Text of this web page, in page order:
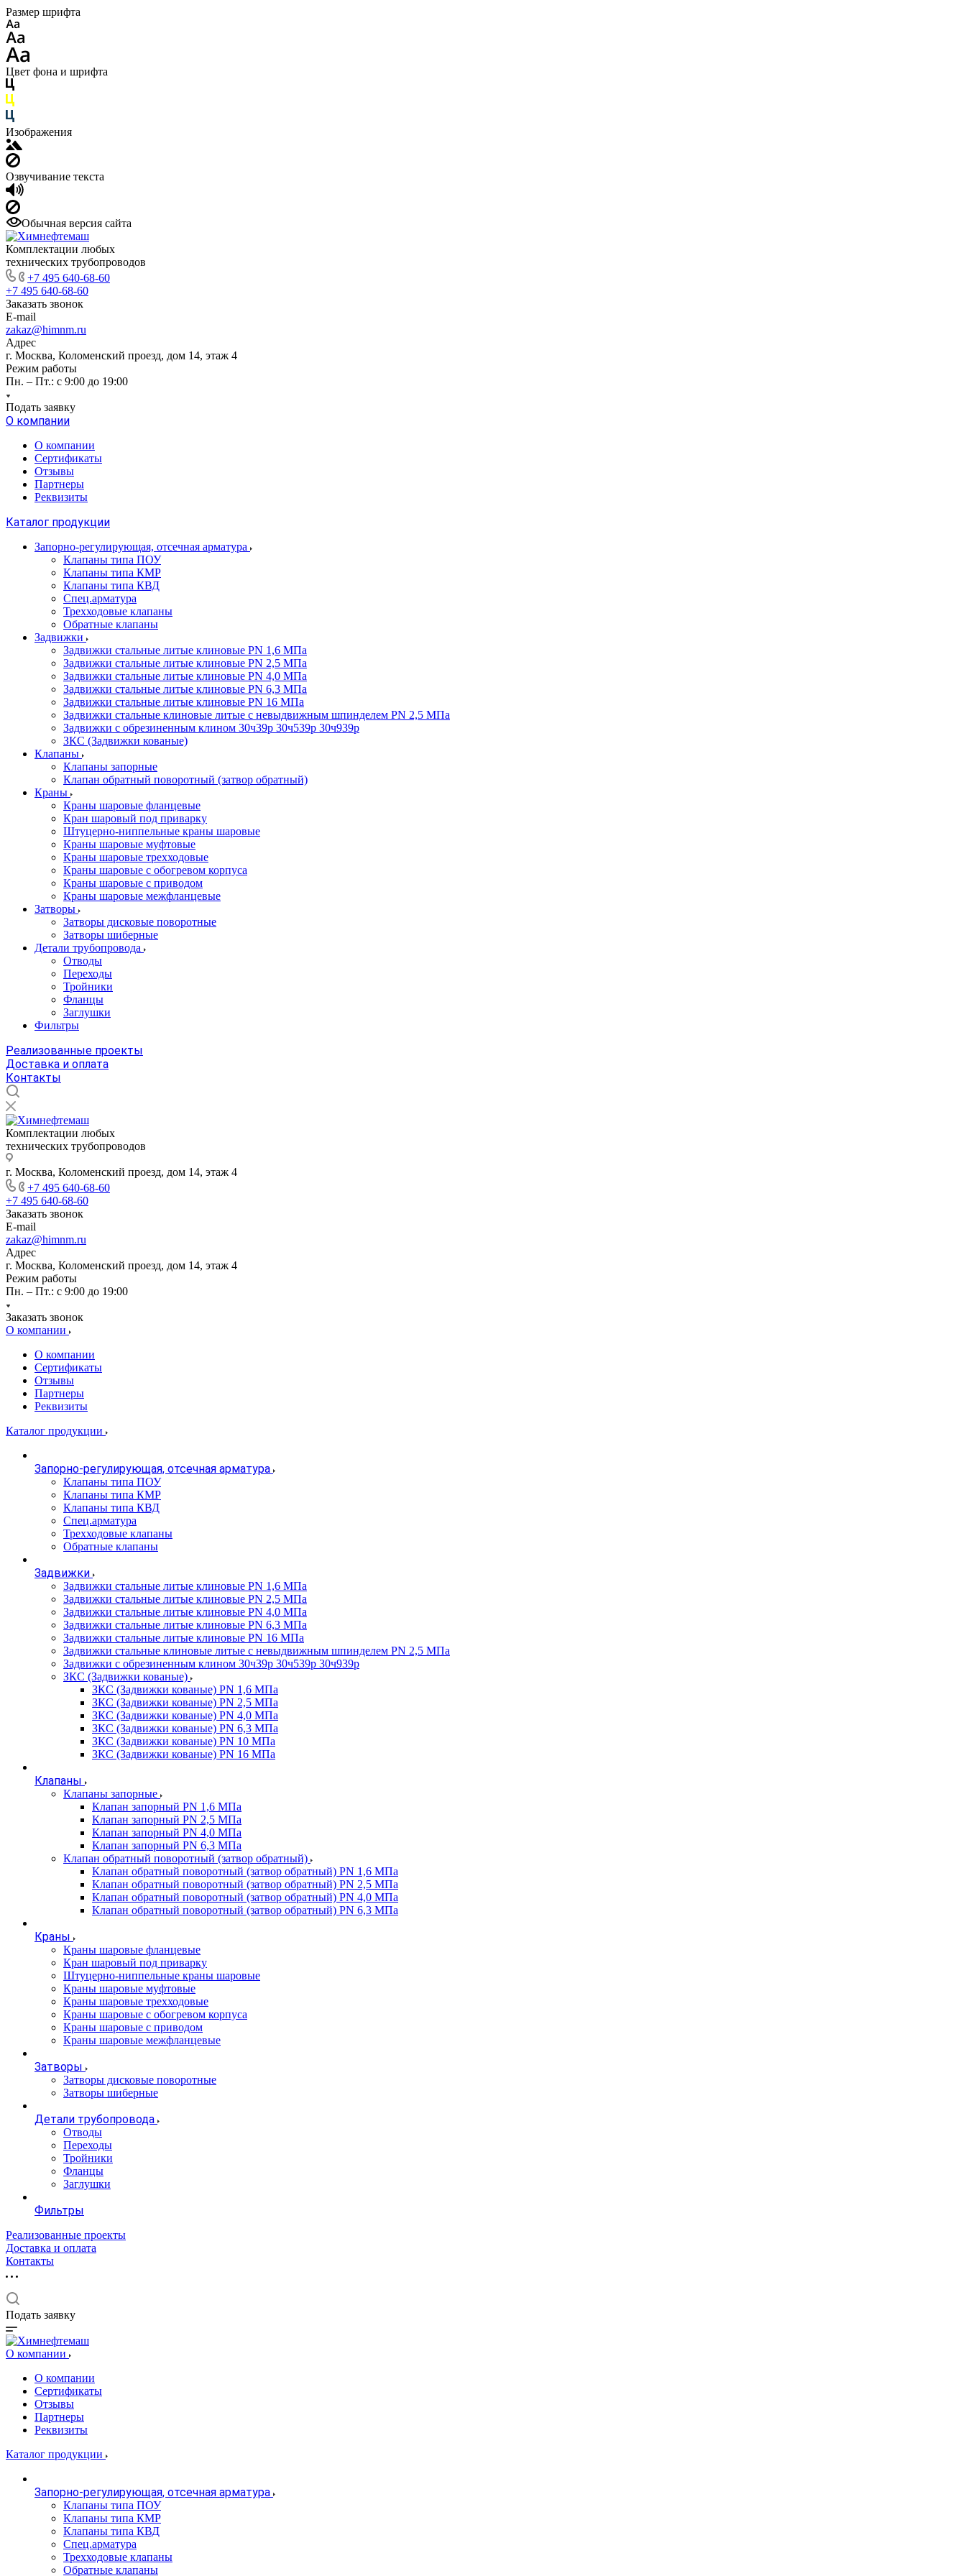
Размер шрифта
Цвет фона и шрифта
Изображения
Озвучивание текста
Обычная версия сайта
Комплектации любых
технических трубопроводов
+7 495 640-68-60
+7 495 640-68-60
Заказать звонок
E-mail
zakaz@himnm.ru
Адрес
г. Москва, Коломенский проезд, дом 14, этаж 4
Режим работы
Пн. – Пт.: с 9:00 до 19:00
Подать заявку
О компании
О компании
Сертификаты
Отзывы
Партнеры
Реквизиты
Каталог продукции
Запорно-регулирующая, отсечная арматура
Клапаны типа ПОУ
Клапаны типа КМР
Клапаны типа КВД
Спец.арматура
Трехходовые клапаны
Обратные клапаны
Задвижки
Задвижки стальные литые клиновые PN 1,6 МПа
Задвижки стальные литые клиновые PN 2,5 МПа
Задвижки стальные литые клиновые PN 4,0 МПа
Задвижки стальные литые клиновые PN 6,3 МПа
Задвижки стальные литые клиновые PN 16 МПа
Задвижки стальные клиновые литые с невыдвижным шпинделем PN 2,5 МПа
Задвижки с обрезиненным клином 30ч39р 30ч539р 30ч939р
ЗКС (Задвижки кованые)
Клапаны
Клапаны запорные
Клапан обратный поворотный (затвор обратный)
Краны
Краны шаровые фланцевые
Кран шаровый под приварку
Штуцерно-ниппельные краны шаровые
Краны шаровые муфтовые
Краны шаровые трехходовые
Краны шаровые с обогревом корпуса
Краны шаровые с приводом
Краны шаровые межфланцевые
Затворы
Затворы дисковые поворотные
Затворы шиберные
Детали трубопровода
Отводы
Переходы
Тройники
Фланцы
Заглушки
Фильтры
Реализованные проекты
Доставка и оплата
Контакты
Комплектации любых
технических трубопроводов
г. Москва, Коломенский проезд, дом 14, этаж 4
+7 495 640-68-60
+7 495 640-68-60
Заказать звонок
E-mail
zakaz@himnm.ru
Адрес
г. Москва, Коломенский проезд, дом 14, этаж 4
Режим работы
Пн. – Пт.: с 9:00 до 19:00
Заказать звонок
О компании
О компании
Сертификаты
Отзывы
Партнеры
Реквизиты
Каталог продукции
Запорно-регулирующая, отсечная арматура
Клапаны типа ПОУ
Клапаны типа КМР
Клапаны типа КВД
Спец.арматура
Трехходовые клапаны
Обратные клапаны
Задвижки
Задвижки стальные литые клиновые PN 1,6 МПа
Задвижки стальные литые клиновые PN 2,5 МПа
Задвижки стальные литые клиновые PN 4,0 МПа
Задвижки стальные литые клиновые PN 6,3 МПа
Задвижки стальные литые клиновые PN 16 МПа
Задвижки стальные клиновые литые с невыдвижным шпинделем PN 2,5 МПа
Задвижки с обрезиненным клином 30ч39р 30ч539р 30ч939р
ЗКС (Задвижки кованые)
ЗКС (Задвижки кованые) PN 1,6 МПа
ЗКС (Задвижки кованые) PN 2,5 МПа
ЗКС (Задвижки кованые) PN 4,0 МПа
ЗКС (Задвижки кованые) PN 6,3 МПа
ЗКС (Задвижки кованые) PN 10 МПа
ЗКС (Задвижки кованые) PN 16 МПа
Клапаны
Клапаны запорные
Клапан запорный PN 1,6 МПа
Клапан запорный PN 2,5 МПа
Клапан запорный PN 4,0 МПа
Клапан запорный PN 6,3 МПа
Клапан обратный поворотный (затвор обратный)
Клапан обратный поворотный (затвор обратный) PN 1,6 МПа
Клапан обратный поворотный (затвор обратный) PN 2,5 МПа
Клапан обратный поворотный (затвор обратный) PN 4,0 МПа
Клапан обратный поворотный (затвор обратный) PN 6,3 МПа
Краны
Краны шаровые фланцевые
Кран шаровый под приварку
Штуцерно-ниппельные краны шаровые
Краны шаровые муфтовые
Краны шаровые трехходовые
Краны шаровые с обогревом корпуса
Краны шаровые с приводом
Краны шаровые межфланцевые
Затворы
Затворы дисковые поворотные
Затворы шиберные
Детали трубопровода
Отводы
Переходы
Тройники
Фланцы
Заглушки
Фильтры
Реализованные проекты
Доставка и оплата
Контакты
Подать заявку
О компании
О компании
Сертификаты
Отзывы
Партнеры
Реквизиты
Каталог продукции
Запорно-регулирующая, отсечная арматура
Клапаны типа ПОУ
Клапаны типа КМР
Клапаны типа КВД
Спец.арматура
Трехходовые клапаны
Обратные клапаны